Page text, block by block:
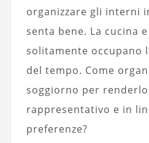
organizzare gli interni
senta bene. La cucina
solitamente occupano
del tempo. Come
soggiorno per
rappresentativo e in
preferenze?